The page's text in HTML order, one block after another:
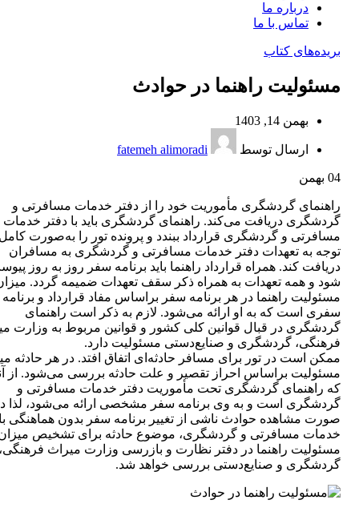
درباره‌ ما
تماس با ما
بریده‌های کتاب
مسئولیت راهنما در حوادث
بهمن 14, 1403
ارسال توسط fatemeh alimoradi
04 بهمن
راهنمای گردشگری مأموریت خود را از دفتر خدمات مسافرتی و
گردشگری دریافت می‌کند. راهنمای گردشگری باید با دفتر خدمات
مسافرتی و گردشگری قرارداد ببندد و پرونده تور را به‌صورت کامل
توجه به تعهدات دفتر خدمات مسافرتی و گردشگری به مسافران
دریافت کند. همراه قرارداد راهنما باید برنامه سفر روز به روز
شود و همه تعهدات به همراه ذکر سقف تعهدات ضمیمه گردد.
مسئولیت راهنما در هر برنامه سفر براساس مفاد قرارداد و برنامه
سفری است که به او ارائه می‌شود. لازم به ذکر است راهنمای
گردشگری در قبال قوانین کلی کشور و قوانین مربوط به وزارت
فرهنگی، گردشگری و صنایع‌دستی مسئولیت دارد.
ممکن است در تور برای مسافر حادثه‌ای اتفاق افتد. در هر حادثه
مسئولیت براساس احراز تقصیر و علت حادثه بررسی می‌شود. از
که راهنمای گردشگری تحت مأموریت دفتر خدمات مسافرتی و
گردشگری است و به وی برنامه سفر مشخصی ارائه می‌شود، لذا
صورت مشاهده حوادث ناشی از تغییر برنامه سفر بدون هماهنگی
خدمات مسافرتی و گردشگری، موضوع حادثه برای تشخیص
مسئولیت راهنما در دفتر نظارت و بازرسی وزارت میراث
گردشگری و صنایع‌دستی بررسی خواهد شد.